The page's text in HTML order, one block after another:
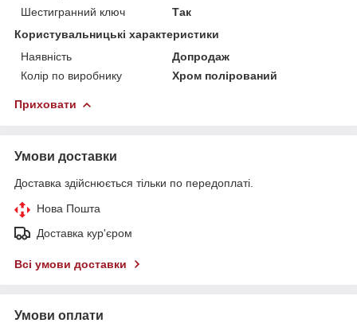
Шестигранний ключ
Так
Користувальницькі характеристики
Наявність
Допродаж
Колір по виробнику
Хром полірований
Приховати
Умови доставки
Доставка здійснюється тільки по передоплаті.
Нова Пошта
Доставка кур'єром
Всі умови доставки
Умови оплати